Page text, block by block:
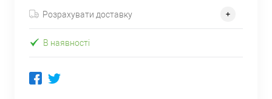
Розрахувати доставку
В наявності